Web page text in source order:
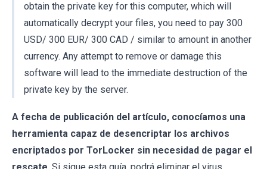
obtain the private key for this computer, which will
automatically decrypt your files, you need to pay 300
USD/ 300 EUR/ 300 CAD / similar to amount in another
currency. Any attempt to remove or damage this
software will lead to the immediate destruction of the
private key by the server.
A fecha de publicación del artículo, conocíamos una
herramienta capaz de desencriptar los archivos
encriptados por TorLocker sin necesidad de pagar el